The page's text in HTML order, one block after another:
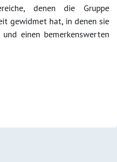
denen die Gruppe
gewidmet hat, in denen sie
einen bemerkenswerten